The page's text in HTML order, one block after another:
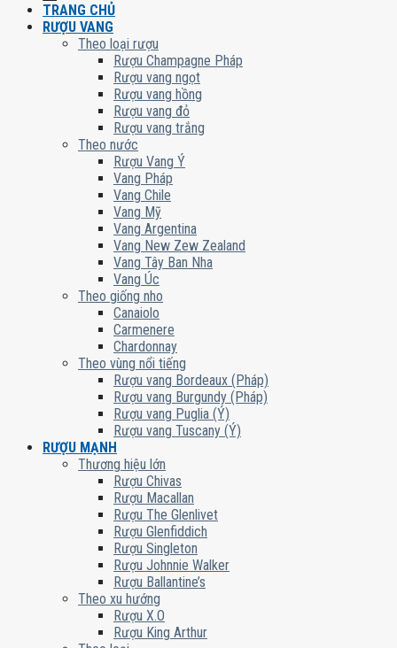
TRANG CHỦ
RƯỢU VANG
Theo loại rượu
Rượu Champagne Pháp
Rượu vang ngọt
Rượu vang hồng
Rượu vang đỏ
Rượu vang trắng
Theo nước
Rượu Vang Ý
Vang Pháp
Vang Chile
Vang Mỹ
Vang Argentina
Vang New Zew Zealand
Vang Tây Ban Nha
Vang Úc
Theo giống nho
Canaiolo
Carmenere
Chardonnay
Theo vùng nổi tiếng
Rượu vang Bordeaux (Pháp)
Rượu vang Burgundy (Pháp)
Rượu vang Puglia (Ý)
Rượu vang Tuscany (Ý)
RƯỢU MẠNH
Thương hiệu lớn
Rượu Chivas
Rượu Macallan
Rượu The Glenlivet
Rượu Glenfiddich
Rượu Singleton
Rượu Johnnie Walker
Rượu Ballantine’s
Theo xu hướng
Rượu X.O
Rượu King Arthur